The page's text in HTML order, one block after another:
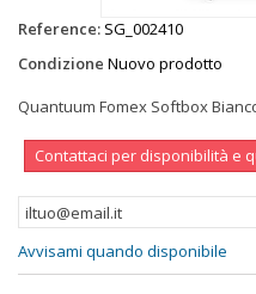
Reference: SG_002410
Condizione Nuovo prodotto
Quantuum Fomex Softbox
Contattaci per disponibilità e
Avvisami quando disponibile